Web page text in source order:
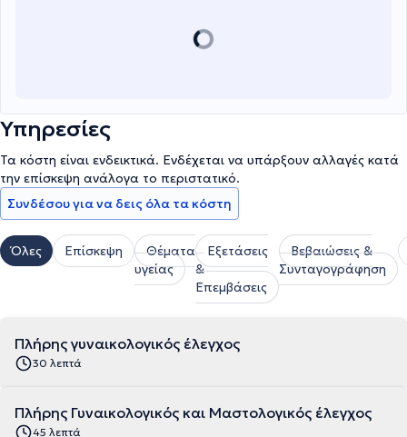
Υπηρεσίες
Τα κόστη είναι ενδεικτικά. Ενδέχεται να υπάρξουν αλλαγές κατά
την επίσκεψη ανάλογα το περιστατικό.
Συνδέσου για να δεις όλα τα κόστη
Όλες Επίσκεψη
Θέματα
υγείας
Εξετάσεις
&
Επεμβάσεις
Βεβαιώσεις &
Συνταγογράφηση
Πλήρης γυναικολογικός έλεγχος
30 λεπτά
Πλήρης Γυναικολογικός και Μαστολογικός έλεγχος
45 λεπτά